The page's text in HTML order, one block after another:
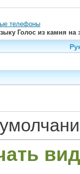
телефоны
Голос из камня на